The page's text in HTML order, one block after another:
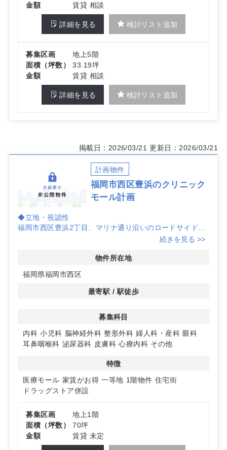
金額 賃貸 相談
詳細を見る 検討リスト追加
募集区画
地上5階
面積（坪数）
33.19坪
金額
賃貸 相談
詳細を見る 検討リスト追加
掲載日：2026/03/21 更新日：2026/03/21
計画物件
福岡市西区豊浜のクリニック
モール計画
◆立地・視認性
福岡市西区豊浜2丁目、マリナ通り沿いのロードサイド。
百道～姪浜エリアを結ぶ静かな住宅圏で、2km圏内約12
◆計画概要・適性科目
1階にドラッグストア・調剤薬局・クリニック1区画の計
科、小児科、泌尿器科、婦人科などとの親和性が高い計画
です。
◆スケジュール・条件
竣工は2027年夏以降予定。賃貸借期間は20年予定、共益
費込み、敷金は月額賃料の10ヶ月分。1階路面区画として
認知獲得を図りやすい計画です。詳細はお問い合わせくだ
さい。
続きを見る >>
物件所在地
福岡県福岡市西区
最寄駅 / 駅徒歩
募集科目
内科 小児科 脳神経外科 整形外科 婦人科・産科 眼科
耳鼻咽喉科 泌尿器科 皮膚科 心療内科 その他
特徴
医療モール 家賃がお得 一等地 1階物件 住宅街
ドラッグストア併設
募集区画
地上1階
面積（坪数）
70坪
金額
賃貸 未定